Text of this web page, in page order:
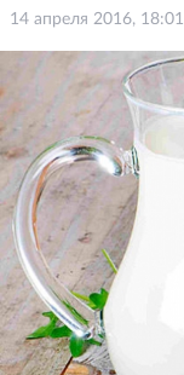
14 апреля 2016, 18:01